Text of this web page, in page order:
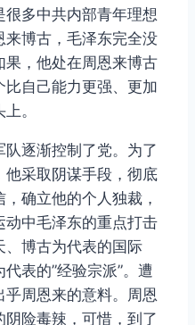
多中共内部青年理想
来博古，毛泽东完全没
，他处在周恩来博古
自己能力更强、更加
。
逐渐控制了党。为了
采取阴谋手段，彻底
确立他的个人独裁，
中毛泽东的重点打击
、博古为代表的国际
表的”经验宗派”。遭
周恩来的意料。周恩
险毒辣，可惜，到了